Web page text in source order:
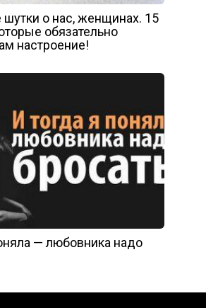
шутки о нас, женщинах. 15
обязательно
настроение!
— любовника надо